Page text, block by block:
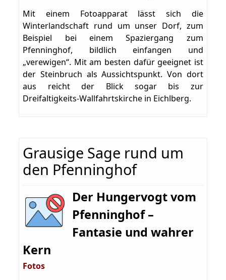
Mit einem Fotoapparat lässt sich die
Winterlandschaft rund um unser Dorf, zum
Beispiel bei einem Spaziergang zum
Pfenninghof, bildlich einfangen und
„verewigen“. Mit am besten dafür geeignet ist
der Steinbruch als Aussichtspunkt. Von dort
aus reicht der Blick sogar bis zur
Dreifaltigkeits-Wallfahrtskirche in Eichlberg.
Grausige Sage rund um
den Pfenninghof
Der Hungervogt vom
Pfenninghof –
Fantasie und wahrer
Kern
Fotos